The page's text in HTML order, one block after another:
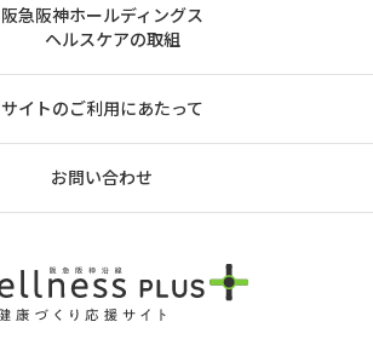
阪急阪神ホールディングス
ヘルスケアの取組
サイトのご利用にあたって
お問い合わせ